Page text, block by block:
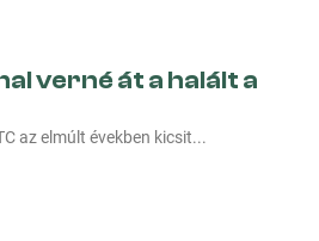
verné át a halált a
az elmúlt években kicsit